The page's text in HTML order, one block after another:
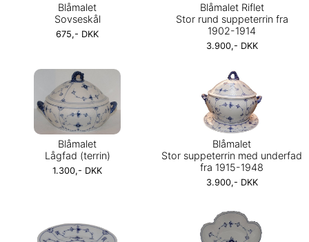
Blåmalet
Sovseskål
675,- DKK
Blåmalet Riflet
Stor rund suppeterrin fra
1902-1914
3.900,- DKK
Blåmalet
Lågfad (terrin)
1.300,- DKK
Blåmalet
Stor suppeterrin med underfad
fra 1915-1948
3.900,- DKK